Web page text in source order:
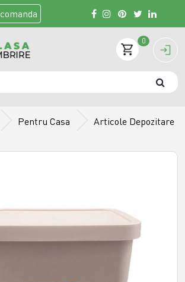
comanda
0
Pentru Casa Articole Depozitare